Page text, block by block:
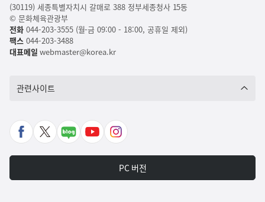
(30119) 세종특별자치시 갈매로 388 정부세종청사 15동
© 문화체육관광부
전화044-203-3555 (월-금 09:00 - 18:00, 공휴일 제외)
팩스044-203-3488
대표메일 webmaster@korea.kr
관련사이트
페
X
네
유
인
타
그
PC 버전